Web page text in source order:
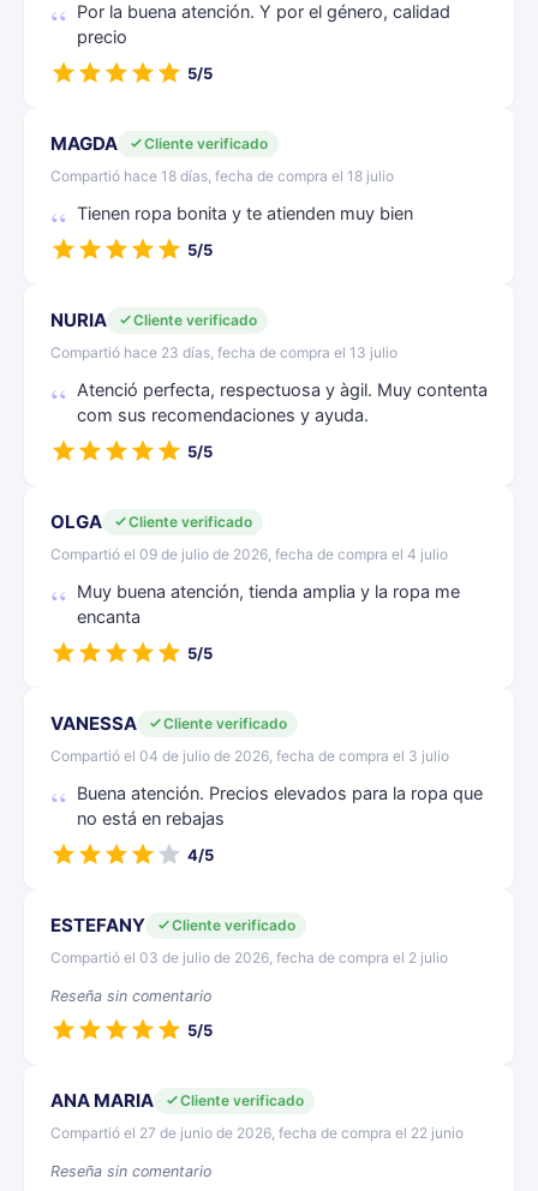
Por la buena atención. Y por el género, calidad
precio
5/5
MAGDA
Cliente verificado
Compartió hace 18 días, fecha de compra el 18 julio
Tienen ropa bonita y te atienden muy bien
5/5
NURIA
Cliente verificado
Compartió hace 23 días, fecha de compra el 13 julio
Atenció perfecta, respectuosa y àgil. Muy contenta
com sus recomendaciones y ayuda.
5/5
OLGA
Cliente verificado
Compartió el 09 de julio de 2026, fecha de compra el 4 julio
Muy buena atención, tienda amplia y la ropa me
encanta
5/5
VANESSA
Cliente verificado
Compartió el 04 de julio de 2026, fecha de compra el 3 julio
Buena atención. Precios elevados para la ropa que
no está en rebajas
4/5
ESTEFANY
Cliente verificado
Compartió el 03 de julio de 2026, fecha de compra el 2 julio
Reseña sin comentario
5/5
ANA MARIA
Cliente verificado
Compartió el 27 de junio de 2026, fecha de compra el 22 junio
Reseña sin comentario